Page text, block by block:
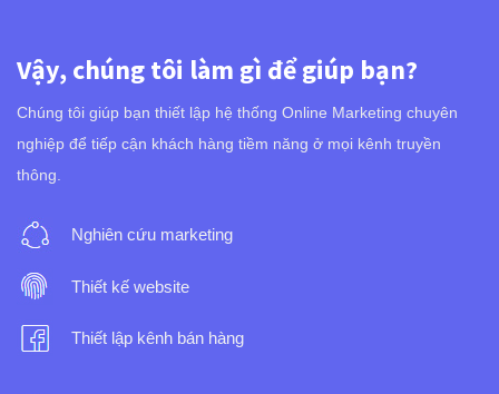
Vậy, chúng tôi làm gì để giúp bạn?
Chúng tôi giúp bạn thiết lập hệ thống Online Marketing chuyên
nghiệp để tiếp cận khách hàng tiềm năng ở mọi kênh truyền
thông.
Nghiên cứu marketing
Thiết kế website
Thiết lập kênh bán hàng